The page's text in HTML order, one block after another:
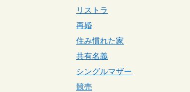
リストラ
再婚
住み慣れた家
共有名義
シングルマザー
競売